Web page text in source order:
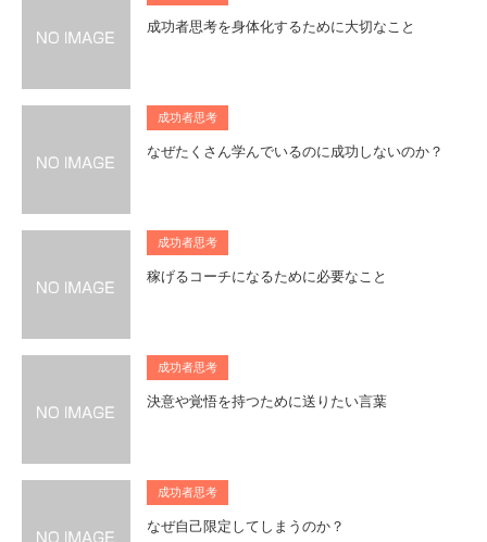
成功者思考を身体化するために大切なこと
成功者思考
なぜたくさん学んでいるのに成功しないのか？
成功者思考
稼げるコーチになるために必要なこと
成功者思考
決意や覚悟を持つために送りたい言葉
成功者思考
なぜ自己限定してしまうのか？